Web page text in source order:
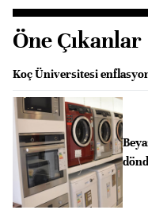
Öne Çıkanlar
Koç Üniversitesi